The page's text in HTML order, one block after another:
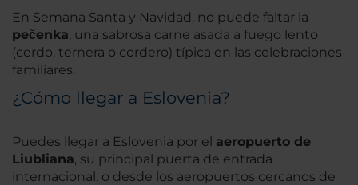
En Semana Santa y Navidad, no puede faltar la
pečenka, una sabrosa carne asada a fuego lento
(cerdo, ternera o cordero) típica en las celebraciones
familiares.
¿Cómo llegar a Eslovenia?
Puedes llegar a Eslovenia por el aeropuerto de
Liubliana, su principal puerta de entrada
internacional, o desde los aeropuertos cercanos de